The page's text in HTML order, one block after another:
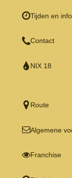
Tijden en info
Contact
NIX 18
Route
Algemene
Franchise